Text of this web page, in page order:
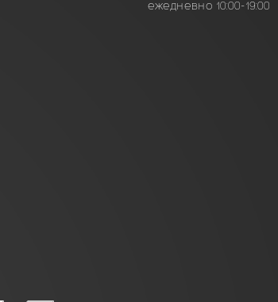
ежедневно 10:00-19:00